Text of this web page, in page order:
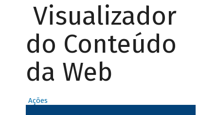
Visualizador
do Conteúdo
da Web
Ações